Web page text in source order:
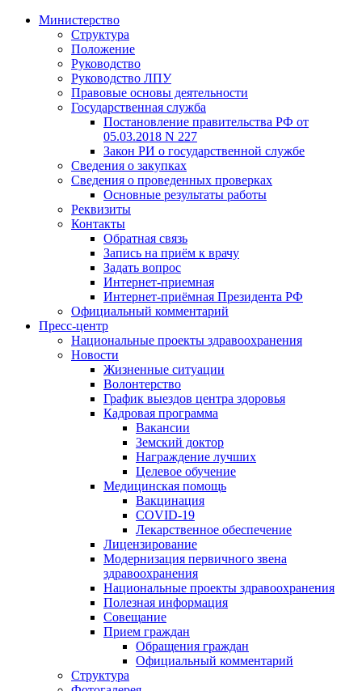
Министерство
Структура
Положение
Руководство
Руководство ЛПУ
Правовые основы деятельности
Государственная служба
Постановление правительства РФ от
05.03.2018 N 227
Закон РИ о государственной службе
Сведения о закупках
Сведения о проведенных проверках
Основные результаты работы
Реквизиты
Контакты
Обратная связь
Запись на приём к врачу
Задать вопрос
Интернет-приемная
Интернет-приёмная Президента РФ
Официальный комментарий
Пресс-центр
Национальные проекты здравоохранения
Новости
Жизненные ситуации
Волонтерство
График выездов центра здоровья
Кадровая программа
Вакансии
Земский доктор
Награждение лучших
Целевое обучение
Медицинская помощь
Вакцинация
COVID-19
Лекарственное обеспечение
Лицензирование
Модернизация первичного звена
здравоохранения
Национальные проекты здравоохранения
Полезная информация
Совещание
Прием граждан
Обращения граждан
Официальный комментарий
Структура